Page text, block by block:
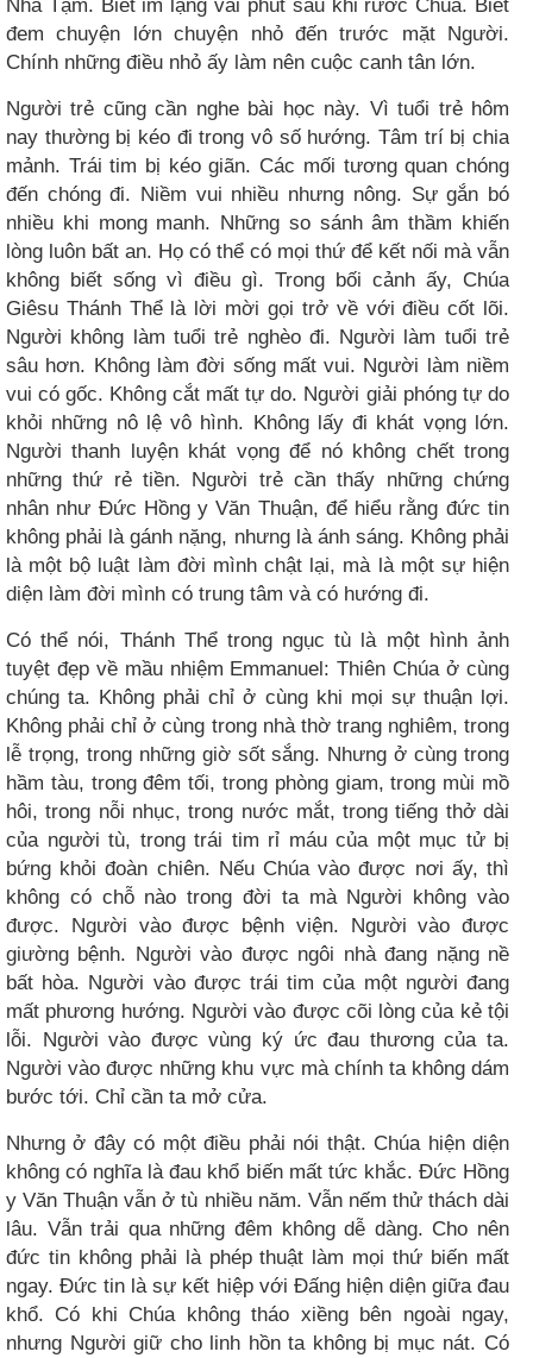
Nhà Tạm. Biết im lặng vài phút sau khi rước Chúa. Biết
đem chuyện lớn chuyện nhỏ đến trước mặt Người.
Chính những điều nhỏ ấy làm nên cuộc canh tân lớn.
Người trẻ cũng cần nghe bài học này. Vì tuổi trẻ hôm
nay thường bị kéo đi trong vô số hướng. Tâm trí bị chia
mảnh. Trái tim bị kéo giãn. Các mối tương quan chóng
đến chóng đi. Niềm vui nhiều nhưng nông. Sự gắn bó
nhiều khi mong manh. Những so sánh âm thầm khiến
lòng luôn bất an. Họ có thể có mọi thứ để kết nối mà vẫn
không biết sống vì điều gì. Trong bối cảnh ấy, Chúa
Giêsu Thánh Thể là lời mời gọi trở về với điều cốt lõi.
Người không làm tuổi trẻ nghèo đi. Người làm tuổi trẻ
sâu hơn. Không làm đời sống mất vui. Người làm niềm
vui có gốc. Không cắt mất tự do. Người giải phóng tự do
khỏi những nô lệ vô hình. Không lấy đi khát vọng lớn.
Người thanh luyện khát vọng để nó không chết trong
những thứ rẻ tiền. Người trẻ cần thấy những chứng
nhân như Đức Hồng y Văn Thuận, để hiểu rằng đức tin
không phải là gánh nặng, nhưng là ánh sáng. Không phải
là một bộ luật làm đời mình chật lại, mà là một sự hiện
diện làm đời mình có trung tâm và có hướng đi.
Có thể nói, Thánh Thể trong ngục tù là một hình ảnh
tuyệt đẹp về mầu nhiệm Emmanuel: Thiên Chúa ở cùng
chúng ta. Không phải chỉ ở cùng khi mọi sự thuận lợi.
Không phải chỉ ở cùng trong nhà thờ trang nghiêm, trong
lễ trọng, trong những giờ sốt sắng. Nhưng ở cùng trong
hầm tàu, trong đêm tối, trong phòng giam, trong mùi mồ
hôi, trong nỗi nhục, trong nước mắt, trong tiếng thở dài
của người tù, trong trái tim rỉ máu của một mục tử bị
bứng khỏi đoàn chiên. Nếu Chúa vào được nơi ấy, thì
không có chỗ nào trong đời ta mà Người không vào
được. Người vào được bệnh viện. Người vào được
giường bệnh. Người vào được ngôi nhà đang nặng nề
bất hòa. Người vào được trái tim của một người đang
mất phương hướng. Người vào được cõi lòng của kẻ tội
lỗi. Người vào được vùng ký ức đau thương của ta.
Người vào được những khu vực mà chính ta không dám
bước tới. Chỉ cần ta mở cửa.
Nhưng ở đây có một điều phải nói thật. Chúa hiện diện
không có nghĩa là đau khổ biến mất tức khắc. Đức Hồng
y Văn Thuận vẫn ở tù nhiều năm. Vẫn nếm thử thách dài
lâu. Vẫn trải qua những đêm không dễ dàng. Cho nên
đức tin không phải là phép thuật làm mọi thứ biến mất
ngay. Đức tin là sự kết hiệp với Đấng hiện diện giữa đau
khổ. Có khi Chúa không tháo xiềng bên ngoài ngay,
nhưng Người giữ cho linh hồn ta không bị mục nát. Có